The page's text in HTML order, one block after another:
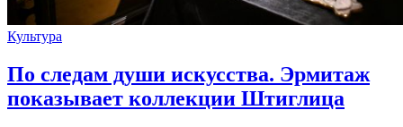
Культура
По следам души искусства. Эрмитаж
показывает коллекции Штиглица